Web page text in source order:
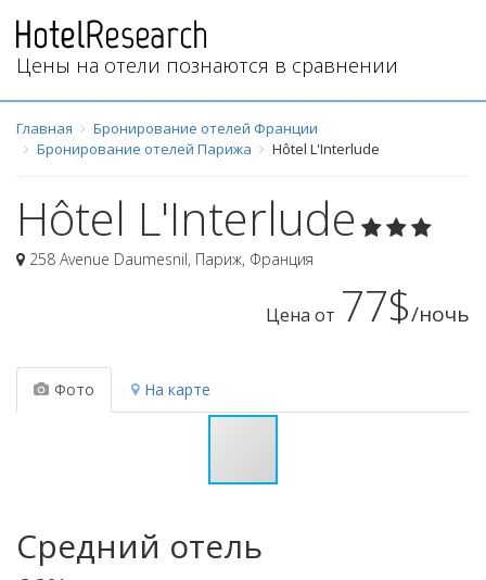
Цены на отели познаются в сравнении
Главная
Бронирование отелей Франции
Бронирование отелей Парижа
Hôtel L'Interlude
Hôtel L'Interlude
258 Avenue Daumesnil, Париж, Франция
Цена от 77$/ночь
Фото На карте
Средний отель